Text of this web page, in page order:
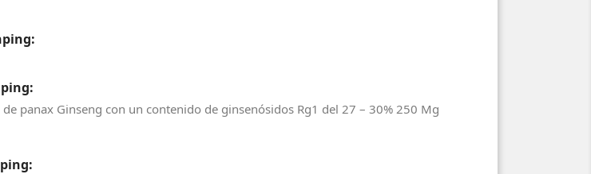
panax Ginseng con un contenido de ginsenósidos Rg1 del 27 – 30% 250 Mg